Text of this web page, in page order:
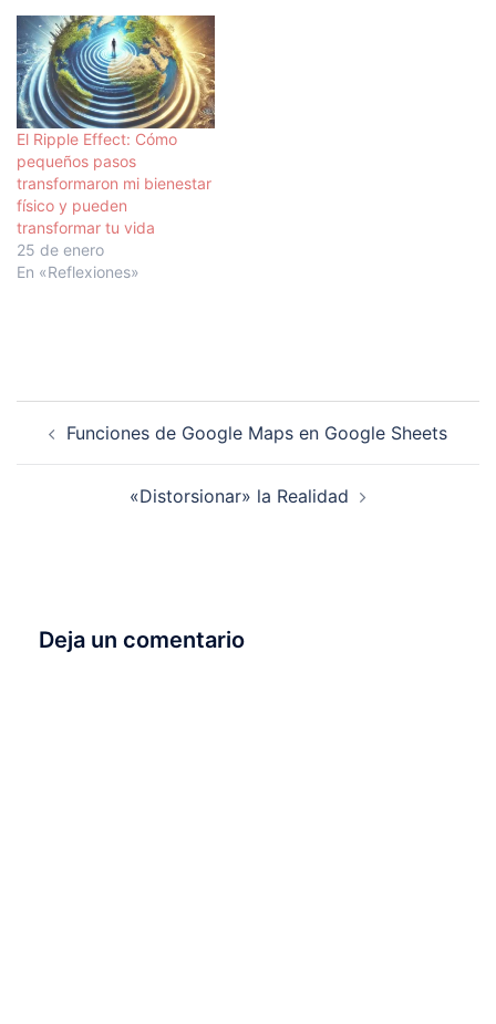
ves en un mundo nuevo y
maravilloso. Las fuerzas,
facultades y talentos
ocultos cobran vida, y
descubres que eres una…
El Ripple Effect: Cómo
pequeños pasos
transformaron mi bienestar
físico y pueden
transformar tu vida
25 de enero
En «Reflexiones»
Funciones de Google Maps en Google Sheets
«Distorsionar» la Realidad
Deja un comentario